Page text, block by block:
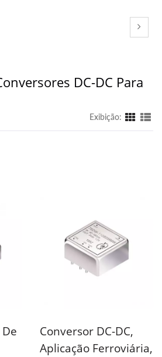
DC-DC Para
Exibição:
Conversor DC-DC,
Aplicação Ferroviária,